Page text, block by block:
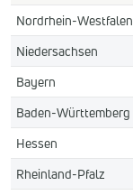
Nordrhein-Westfalen
Niedersachsen
Bayern
Baden-Württemberg
Hessen
Rheinland-Pfalz